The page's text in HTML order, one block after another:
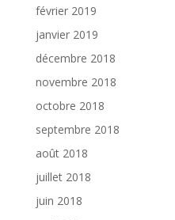
février 2019
janvier 2019
décembre 2018
novembre 2018
octobre 2018
septembre 2018
août 2018
juillet 2018
juin 2018